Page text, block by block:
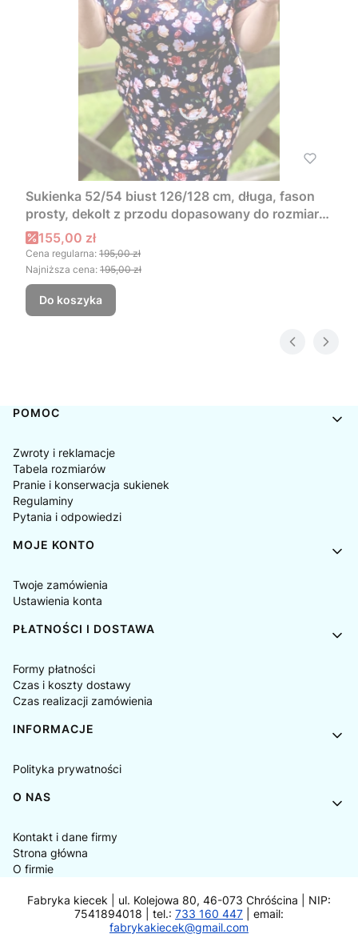
Sukienka 52/54 biust 126/128 cm, długa, fason
prosty, dekolt z przodu dopasowany do rozmiaru,
DROBNA DZIKA RÓŻA
Cena promocyjna
155,00 zł
Cena regularna: 195,00 zł
Najniższa cena: 195,00 zł
Do koszyka
Linki w stopce
POMOC
Zwroty i reklamacje
Tabela rozmiarów
Pranie i konserwacja sukienek
Regulaminy
Pytania i odpowiedzi
MOJE KONTO
Twoje zamówienia
Ustawienia konta
PŁATNOŚCI I DOSTAWA
Formy płatności
Czas i koszty dostawy
Czas realizacji zamówienia
INFORMACJE
Polityka prywatności
O NAS
Kontakt i dane firmy
Strona główna
O firmie
Fabryka kiecek | ul. Kolejowa 80, 46-073 Chróścina | NIP:
7541894018 | tel.: 733 160 447 | email:
fabrykakiecek@gmail.com